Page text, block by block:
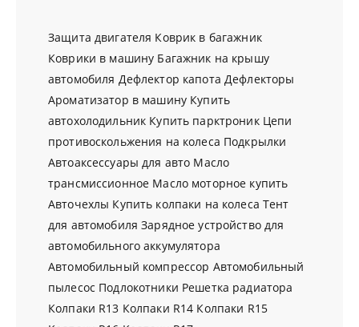
Защита двигателя Коврик в багажник
Коврики в машину Багажник на крышу
автомобиля Дефлектор капота Дефлекторы
Ароматизатор в машину Купить
автохолодильник Купить парктроник Цепи
противоскольжения на колеса Подкрылки
Автоаксессуары для авто Масло
трансмиссионное Масло моторное купить
Авточехлы Купить колпаки на колеса Тент
для автомобиля Зарядное устройство для
автомобильного аккумулятора
Автомобильный компрессор Автомобильный
пылесос Подлокотники Решетка радиатора
Колпаки R13 Колпаки R14 Колпаки R15